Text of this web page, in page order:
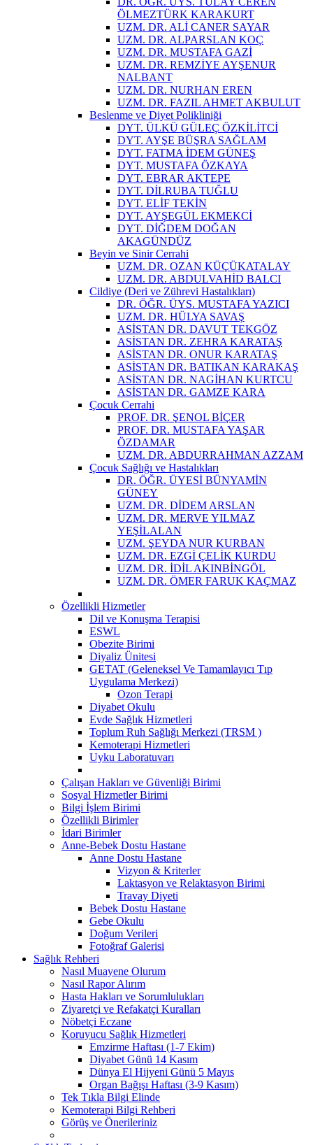
ÖLMEZTÜRK KARAKURT
UZM. DR. ALİ CANER SAYAR
UZM. DR. ALPARSLAN KOÇ
UZM. DR. MUSTAFA GAZİ
UZM. DR. REMZİYE AYŞENUR
NALBANT
UZM. DR. NURHAN EREN
UZM. DR. FAZIL AHMET AKBULUT
Beslenme ve Diyet Polikliniği
DYT. ÜLKÜ GÜLEÇ ÖZKİLİTCİ
DYT. AYŞE BÜŞRA SAĞLAM
DYT. FATMA İDEM GÜNEŞ
DYT. MUSTAFA ÖZKAYA
DYT. EBRAR AKTEPE
DYT. DİLRUBA TUĞLU
DYT. ELİF TEKİN
DYT. AYŞEGÜL EKMEKCİ
DYT. DİĞDEM DOĞAN
AKAGÜNDÜZ
Beyin ve Sinir Cerrahi
UZM. DR. OZAN KÜÇÜKATALAY
UZM. DR. ABDULVAHİD BALCI
Cildiye (Deri ve Zührevi Hastalıkları)
DR. ÖĞR. ÜYS. MUSTAFA YAZICI
UZM. DR. HÜLYA SAVAŞ
ASİSTAN DR. DAVUT TEKGÖZ
ASİSTAN DR. ZEHRA KARATAŞ
ASİSTAN DR. ONUR KARATAŞ
ASİSTAN DR. BATIKAN KARAKAŞ
ASİSTAN DR. NAGİHAN KURTCU
ASİSTAN DR. GAMZE KARA
Çocuk Cerrahi
PROF. DR. ŞENOL BİÇER
PROF. DR. MUSTAFA YAŞAR
ÖZDAMAR
UZM. DR. ABDURRAHMAN AZZAM
Çocuk Sağlığı ve Hastalıkları
DR. ÖĞR. ÜYESİ BÜNYAMİN
GÜNEY
UZM. DR. DİDEM ARSLAN
UZM. DR. MERVE YILMAZ
YEŞİLALAN
UZM. ŞEYDA NUR KURBAN
UZM. DR. EZGİ ÇELİK KURDU
UZM. DR. İDİL AKINBİNGÖL
UZM. DR. ÖMER FARUK KAÇMAZ
Özellikli Hizmetler
Dil ve Konuşma Terapisi
ESWL
Obezite Birimi
Diyaliz Ünitesi
GETAT (Geleneksel Ve Tamamlayıcı Tıp
Uygulama Merkezi)
Ozon Terapi
Diyabet Okulu
Evde Sağlık Hizmetleri
Toplum Ruh Sağlığı Merkezi (TRSM )
Kemoterapi Hizmetleri
Uyku Laboratuvarı
Çalışan Hakları ve Güvenliği Birimi
Sosyal Hizmetler Birimi
Bilgi İşlem Birimi
Özellikli Birimler
İdari Birimler
Anne-Bebek Dostu Hastane
Anne Dostu Hastane
Vizyon & Kriterler
Laktasyon ve Relaktasyon Birimi
Travay Diyeti
Bebek Dostu Hastane
Gebe Okulu
Doğum Verileri
Fotoğraf Galerisi
Sağlık Rehberi
Nasıl Muayene Olurum
Nasıl Rapor Alırım
Hasta Hakları ve Sorumlulukları
Ziyaretçi ve Refakatçi Kuralları
Nöbetçi Eczane
Koruyucu Sağlık Hizmetleri
Emzirme Haftası (1-7 Ekim)
Diyabet Günü 14 Kasım
Dünya El Hijyeni Günü 5 Mayıs
Organ Bağışı Haftası (3-9 Kasım)
Tek Tıkla Bilgi Elinde
Kemoterapi Bilgi Rehberi
Görüş ve Önerileriniz